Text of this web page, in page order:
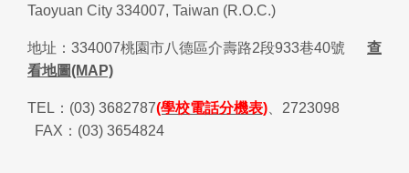
Taoyuan City 334007, Taiwan (R.O.C.)
地址： 334007桃園市八德區介壽路2段933巷40號
查
看地圖(MAP)
TEL ： (03) 3682787(學校電話分機表)
2723098
FAX ： (03) 3654824